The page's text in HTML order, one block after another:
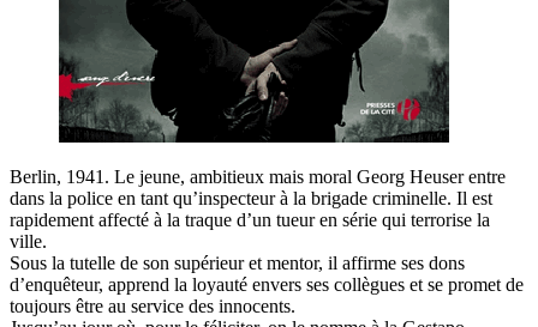
Berlin, 1941. Le jeune, ambitieux mais moral Georg Heuser entre
dans la police en tant qu’inspecteur à la brigade criminelle. Il est
rapidement affecté à la traque d’un tueur en série qui terrorise la
ville.
Sous la tutelle de son supérieur et mentor, il affirme ses dons
d’enquêteur, apprend la loyauté envers ses collègues et se promet de
toujours être au service des innocents.